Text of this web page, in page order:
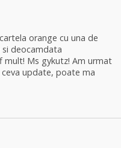
orange cu una de
si deocamdata
mult! Ms gykutz! Am urmat
update, poate ma